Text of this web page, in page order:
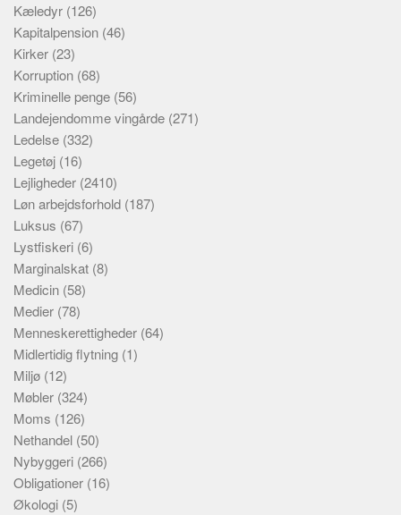
Kæledyr (126)
Kapitalpension (46)
Kirker (23)
Korruption (68)
Kriminelle penge (56)
Landejendomme vingårde (271)
Ledelse (332)
Legetøj (16)
Lejligheder (2410)
Løn arbejdsforhold (187)
Luksus (67)
Lystfiskeri (6)
Marginalskat (8)
Medicin (58)
Medier (78)
Menneskerettigheder (64)
Midlertidig flytning (1)
Miljø (12)
Møbler (324)
Moms (126)
Nethandel (50)
Nybyggeri (266)
Obligationer (16)
Økologi (5)